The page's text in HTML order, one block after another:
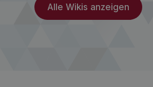
Alle Wikis anzeigen